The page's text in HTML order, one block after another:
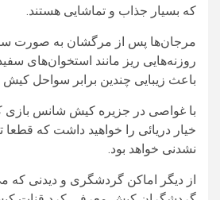
که بسیار جذاب و تماشایی هستند.
مرجان‌ها پس از مرگشان به صورت
روزنه‌هایی ریز مانند استخوان‌های
باعث زیبایی چندین برابر سواحل
با غواصی در جزیره کیش شانس بازی
خیار دریائی را خواهید داشت که
نشدنی خواهد بود.
از دیگر اماکن گردشگری و دیدنی که